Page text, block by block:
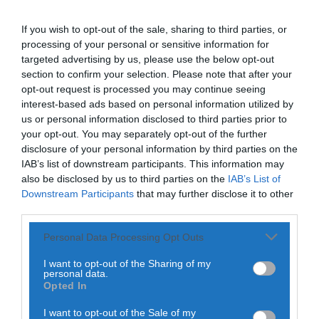
If you wish to opt-out of the sale, sharing to third parties, or
processing of your personal or sensitive information for
targeted advertising by us, please use the below opt-out
section to confirm your selection. Please note that after your
opt-out request is processed you may continue seeing
interest-based ads based on personal information utilized by
us or personal information disclosed to third parties prior to
your opt-out. You may separately opt-out of the further
disclosure of your personal information by third parties on the
IAB’s list of downstream participants. This information may
also be disclosed by us to third parties on the IAB’s List of
Downstream Participants that may further disclose it to other
Personal Data Processing Opt Outs
I want to opt-out of the Sharing of my
personal data.
Opted In
I want to opt-out of the Sale of my
Rádio Caria
Covilhã assinala Dia Internacional da
Juventude com entradas gratuitas na Piscina
Praia
HOJE, 23:01
Rádio Caria
Castelo de Belmonte recebe observação do
ONTEM, 22:53
Diário Criminal
Prisão preventiva para quatro arguidos em
rede que furtava cobre das
telecomunicações....
Também em:Mundial FM
INOVADOR DE
APRENDIZAGEM”
PORNUNO SOARES 7 DE OUTUBRO, 2020
A Câmara Municipal da Mealhada vai inaugurar na próxima
Secundária da Mealhada, a Sala “Ambiente Inovador de
Aprendizagem”, também conhecida por “Sala do Futuro”.
PARTILHAR ESTE ARTIGO
WhatsApp
Facebook
Messenger
Bluesky
TrelloTelegram
Copy
Link